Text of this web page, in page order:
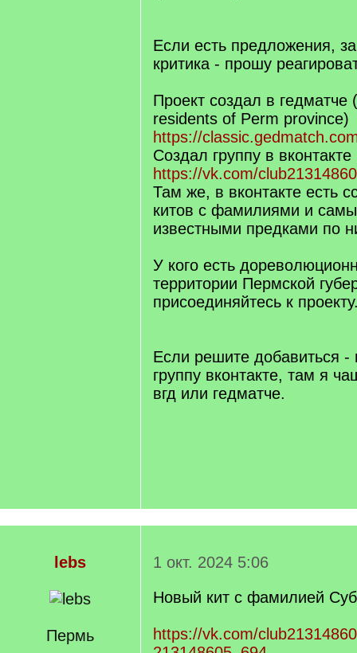
Если есть предложения,
критика - прошу
Проект создал в гедматче
residents of Perm province)
https://
Создал группу в вконтакте
https://vk.com/
Там же, в вконтакте есть
китов с фамилиями и
известными предками по
У кого есть
территории Пермской
присоединяйтесь к
Если решите добавиться
группу вконтакте, там я
вгд или гедматче.
lebs
Пермь
1 окт. 2024 5:06
Новый кит с фамилией
https://vk.com/